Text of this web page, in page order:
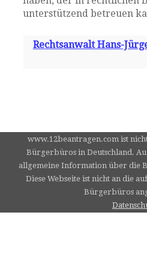
unterstützend betreuen
Rechtsanwalt Hans-
www.12beantragen.com ist
Bürgerbüros in Deutschland.
allgemeine Information über die
Diese Webseite ist nicht an die
Bürgerbüros